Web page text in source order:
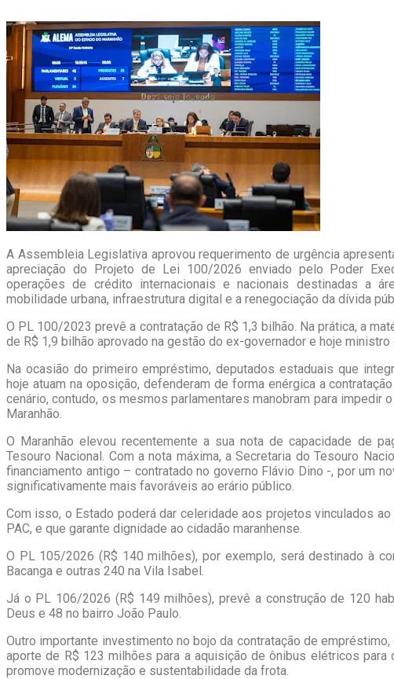
A Assembleia Legislativa aprovou requerimento de urgência
apreciação do Projeto de Lei 100/2026 enviado pelo Poder
operações de crédito internacionais e nacionais destinadas a
mobilidade urbana, infraestrutura digital e a renegociação da dívida
O PL 100/2023 prevê a contratação de R$ 1,3 bilhão. Na prática, a
de R$ 1,9 bilhão aprovado na gestão do ex-governador e hoje ministro
Na ocasião do primeiro empréstimo, deputados estaduais que
hoje atuam na oposição, defenderam de forma enérgica a
cenário, contudo, os mesmos parlamentares manobram para impedir
Maranhão.
O Maranhão elevou recentemente a sua nota de capacidade de
Tesouro Nacional. Com a nota máxima, a Secretaria do Tesouro
financiamento antigo – contratado no governo Flávio Dino -, por um
significativamente mais favoráveis ao erário público.
Com isso, o Estado poderá dar celeridade aos projetos vinculados
PAC, e que garante dignidade ao cidadão maranhense.
O PL 105/2026 (R$ 140 milhões), por exemplo, será destinado à
Bacanga e outras 240 na Vila Isabel.
Já o PL 106/2026 (R$ 149 milhões), prevê a construção de 120
Deus e 48 no bairro João Paulo.
Outro importante investimento no bojo da contratação de
aporte de R$ 123 milhões para a aquisição de ônibus elétricos
promove modernização e sustentabilidade da frota.